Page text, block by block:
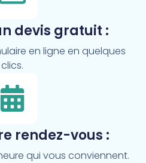
devis gratuit :
en ligne en quelques
clics.
rendez-vous :
qui vous conviennent.